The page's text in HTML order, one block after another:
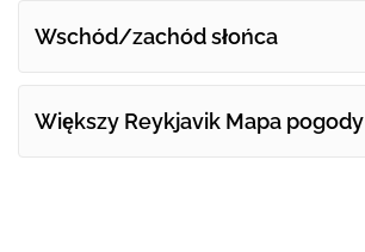
Wschód/zachód słońca
Większy Reykjavik Mapa pogody